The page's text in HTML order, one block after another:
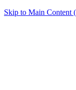
Skip to Main Content